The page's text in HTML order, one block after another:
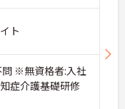
ト
症介護基礎研修